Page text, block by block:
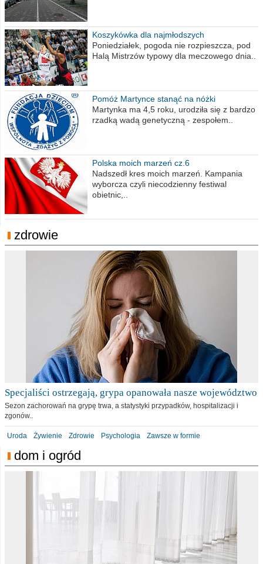
Koszykówka dla najmłodszych
Poniedziałek, pogoda nie rozpieszcza, pod
Halą Mistrzów typowy dla meczowego dnia..
Pomóż Martynce stanąć na nóżki
Martynka ma 4,5 roku, urodziła się z bardzo
rzadką wadą genetyczną - zespołem..
Polska moich marzeń cz.6
Nadszedł kres moich marzeń. Kampania
wyborcza czyli niecodzienny festiwal
obietnic,..
zdrowie
Specjaliści ostrzegają, grypa opanowała nasze województwo
Sezon zachorowań na grypę trwa, a statystyki przypadków, hospitalizacji i
zgonów..
Uroda Żywienie Zdrowie Psychologia Zawsze w formie
dom i ogród